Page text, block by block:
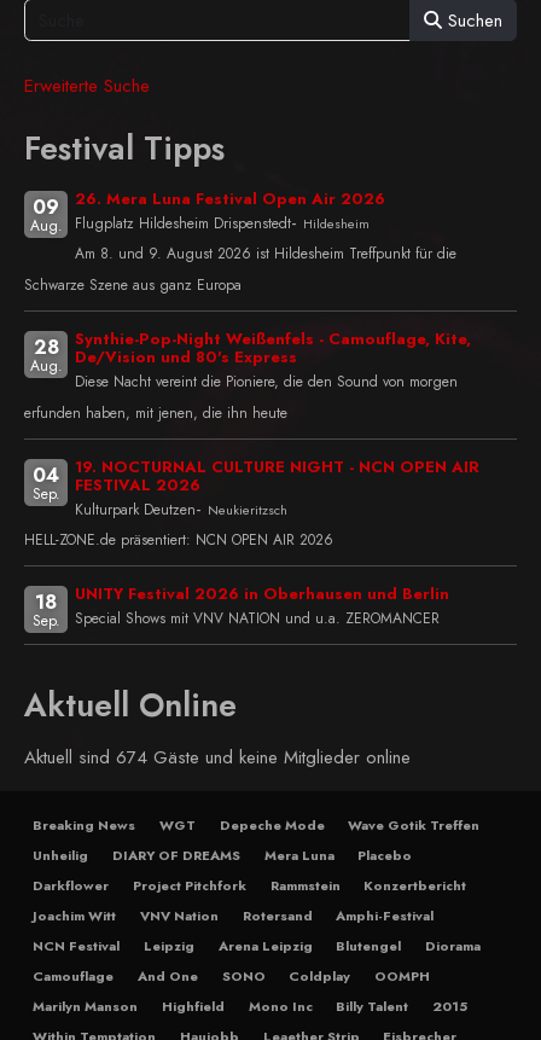
Suchen
Erweiterte Suche
Festival Tipps
09
Aug.
26. Mera Luna Festival Open Air 2026
Flugplatz Hildesheim Drispenstedt- Hildesheim
Am 8. und 9. August 2026 ist Hildesheim Treffpunkt für die
Schwarze Szene aus ganz Europa
28
Aug.
Synthie-Pop-Night Weißenfels - Camouflage, Kite,
De/Vision und 80's Express
Diese Nacht vereint die Pioniere, die den Sound von morgen
erfunden haben, mit jenen, die ihn heute
04
Sep.
19. NOCTURNAL CULTURE NIGHT - NCN OPEN AIR
FESTIVAL 2026
Kulturpark Deutzen- Neukieritzsch
HELL-ZONE.de präsentiert: NCN OPEN AIR 2026
18
Sep.
UNITY Festival 2026 in Oberhausen und Berlin
Special Shows mit VNV NATION und u.a. ZEROMANCER
Aktuell Online
Aktuell sind 674 Gäste und keine Mitglieder online
Breaking News WGT Depeche Mode
Wave Gotik Treffen
Unheilig
DIARY OF DREAMS Mera Luna
Placebo
Darkflower
Project Pitchfork Rammstein
Konzertbericht
Joachim Witt
VNV Nation Rotersand
Amphi-Festival
NCN Festival
Leipzig Arena Leipzig Blutengel
Diorama
Camouflage
And One SONO Coldplay
OOMPH
Marilyn Manson
Highfield Mono Inc Billy Talent
2015